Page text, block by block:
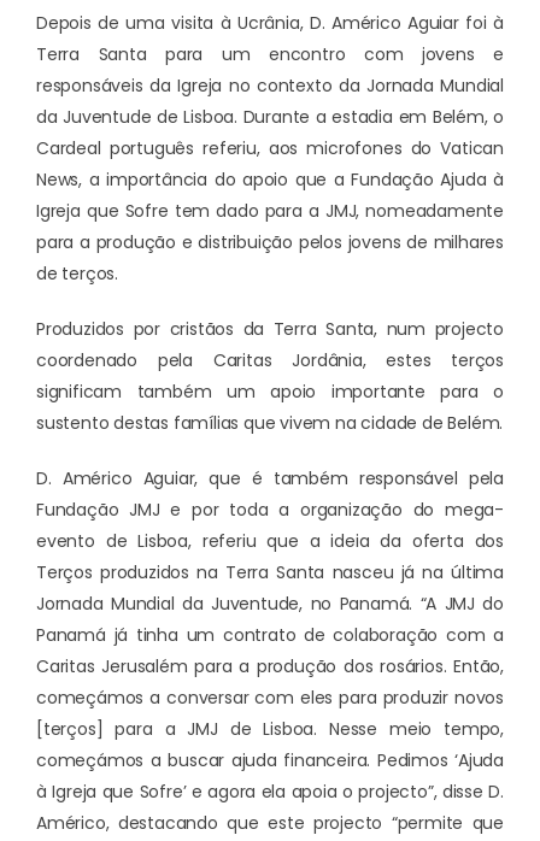
Depois de uma visita à Ucrânia, D. Américo Aguiar foi à
Terra Santa para um encontro com jovens e
responsáveis da Igreja no contexto da Jornada Mundial
da Juventude de Lisboa. Durante a estadia em Belém, o
Cardeal português referiu, aos microfones do Vatican
News, a importância do apoio que a Fundação Ajuda à
Igreja que Sofre tem dado para a JMJ, nomeadamente
para a produção e distribuição pelos jovens de milhares
de terços.
Produzidos por cristãos da Terra Santa, num projecto
coordenado pela Caritas Jordânia, estes terços
significam também um apoio importante para o
sustento destas famílias que vivem na cidade de Belém.
D. Américo Aguiar, que é também responsável pela
Fundação JMJ e por toda a organização do mega-
evento de Lisboa, referiu que a ideia da oferta dos
Terços produzidos na Terra Santa nasceu já na última
Jornada Mundial da Juventude, no Panamá. “A JMJ do
Panamá já tinha um contrato de colaboração com a
Caritas Jerusalém para a produção dos rosários. Então,
começámos a conversar com eles para produzir novos
[terços] para a JMJ de Lisboa. Nesse meio tempo,
começámos a buscar ajuda financeira. Pedimos ‘Ajuda
à Igreja que Sofre’ e agora ela apoia o projecto”, disse D.
Américo, destacando que este projecto “permite que